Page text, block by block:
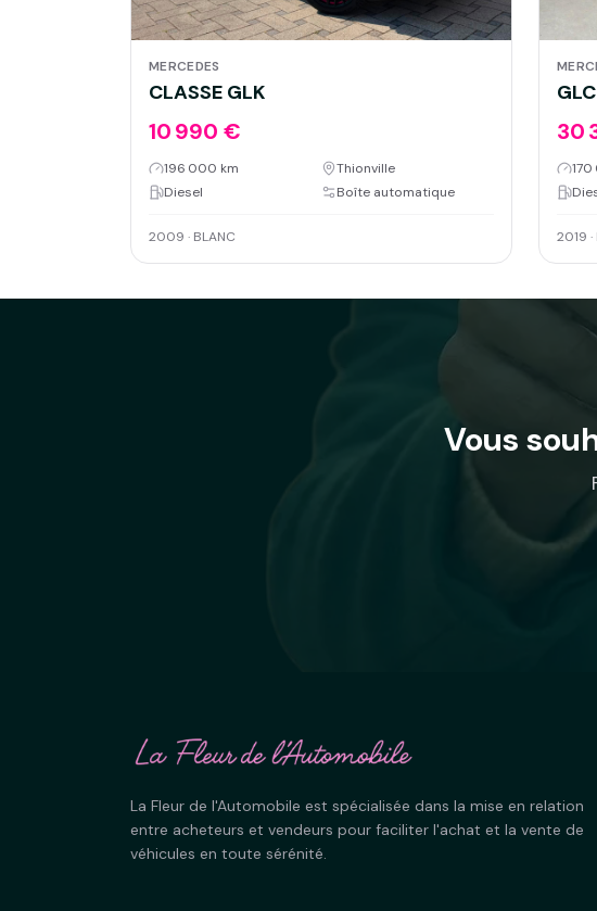
MERCEDES
CLASSE GLK
10 990 €
196 000 km
Thionville
Diesel
Boîte automatique
2009 · BLANC
GLC
30
2019 ·
Vous
La Fleur de l'Automobile est spécialisée dans la mise en relation
entre acheteurs et vendeurs pour faciliter l'achat et la vente de
véhicules en toute sérénité.